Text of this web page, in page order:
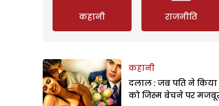
कहानी राजनीति
कहानी
दलाल : जब पति ने किया
को जिस्म बेचने पर